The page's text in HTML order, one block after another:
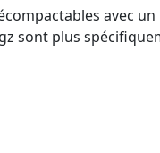
avec
sont plus